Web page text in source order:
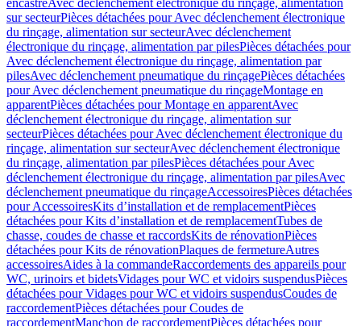
encastréAvec déclenchement électronique du rinçage, alimentation
sur secteurPièces détachées pour Avec déclenchement électronique
du rinçage, alimentation sur secteurAvec déclenchement
électronique du rinçage, alimentation par pilesPièces détachées pour
Avec déclenchement électronique du rinçage, alimentation par
pilesAvec déclenchement pneumatique du rinçagePièces détachées
pour Avec déclenchement pneumatique du rinçageMontage en
apparentPièces détachées pour Montage en apparentAvec
déclenchement électronique du rinçage, alimentation sur
secteurPièces détachées pour Avec déclenchement électronique du
rinçage, alimentation sur secteurAvec déclenchement électronique
du rinçage, alimentation par pilesPièces détachées pour Avec
déclenchement électronique du rinçage, alimentation par pilesAvec
déclenchement pneumatique du rinçageAccessoiresPièces détachées
pour AccessoiresKits d’installation et de remplacementPièces
détachées pour Kits d’installation et de remplacementTubes de
chasse, coudes de chasse et raccordsKits de rénovationPièces
détachées pour Kits de rénovationPlaques de fermetureAutres
accessoiresAides à la commandeRaccordements des appareils pour
WC, urinoirs et bidetsVidages pour WC et vidoirs suspendusPièces
détachées pour Vidages pour WC et vidoirs suspendusCoudes de
raccordementPièces détachées pour Coudes de
raccordementManchon de raccordementPièces détachées pour